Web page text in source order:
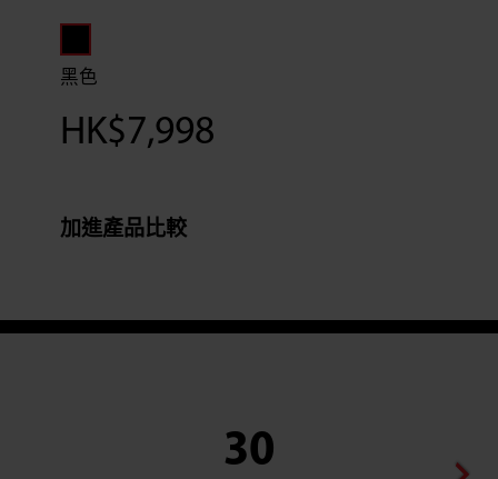
黑色
HK$7,998
加進產品比較
30